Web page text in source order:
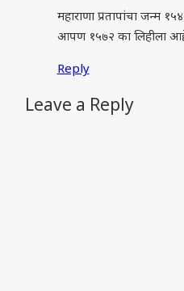
महाराणा प्रतापांचा जन्म
आपण १५७२ का लिहीला
Reply
Leave a Reply